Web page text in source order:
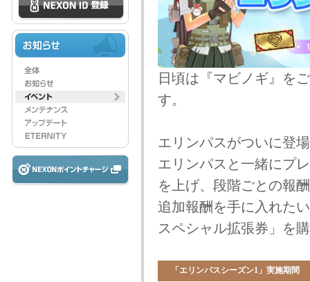
日頃は『マビノギ』を
す。
エリンパスがついに登
エリンパスと一緒にプ
を上げ、段階ごとの報
追加報酬を手に入れた
スペシャル拡張券」を
「エリンパスシーズン1」実施期間